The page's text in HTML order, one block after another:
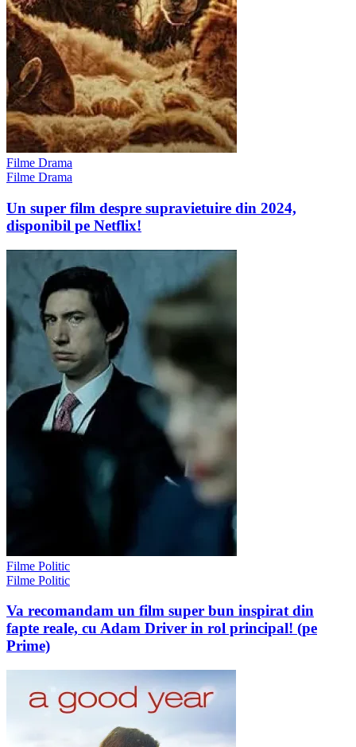
Filme Drama
Filme Drama
Un super film despre supravietuire din 2024,
disponibil pe Netflix!
Filme Politic
Filme Politic
Va recomandam un film super bun inspirat din
fapte reale, cu Adam Driver in rol principal! (pe
Prime)